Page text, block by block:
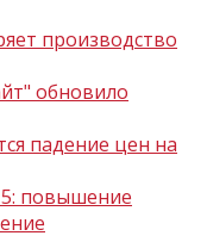
производство
обновило
падение цен на
повышение